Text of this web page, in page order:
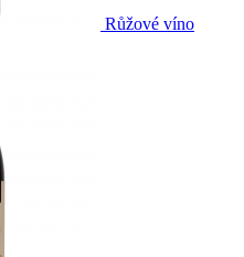
Růžové víno